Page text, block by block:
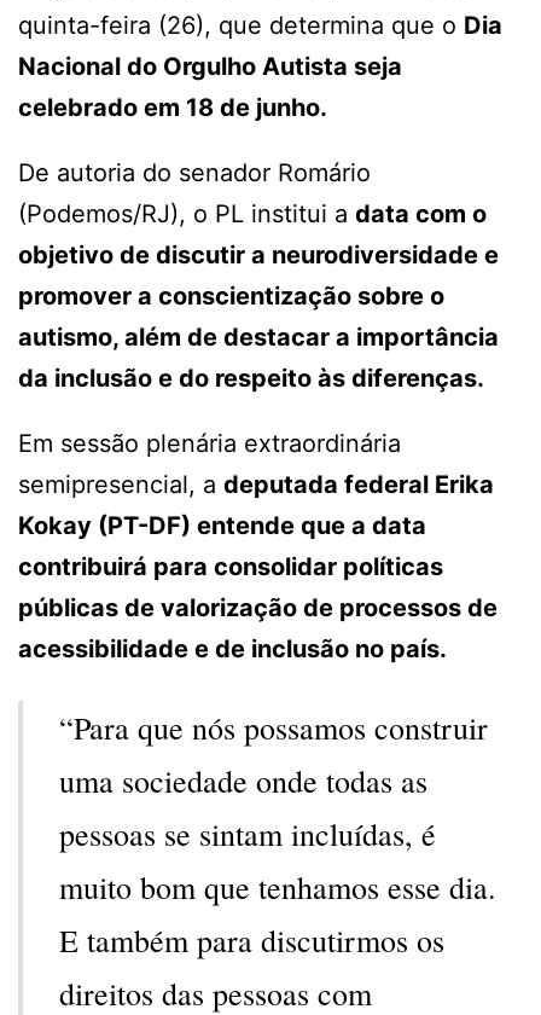
quinta-feira (26), que determina que o Dia
Nacional do Orgulho Autista seja
celebrado em 18 de junho.
De autoria do senador Romário
(Podemos/RJ), o PL institui a data com o
objetivo de discutir a neurodiversidade e
promover a conscientização sobre o
autismo, além de destacar a importância
da inclusão e do respeito às diferenças.
Em sessão plenária extraordinária
semipresencial, a deputada federal Erika
Kokay (PT-DF) entende que a data
contribuirá para consolidar políticas
públicas de valorização de processos de
acessibilidade e de inclusão no país.
“Para que nós possamos construir
uma sociedade onde todas as
pessoas se sintam incluídas, é
muito bom que tenhamos esse dia.
E também para discutirmos os
direitos das pessoas com